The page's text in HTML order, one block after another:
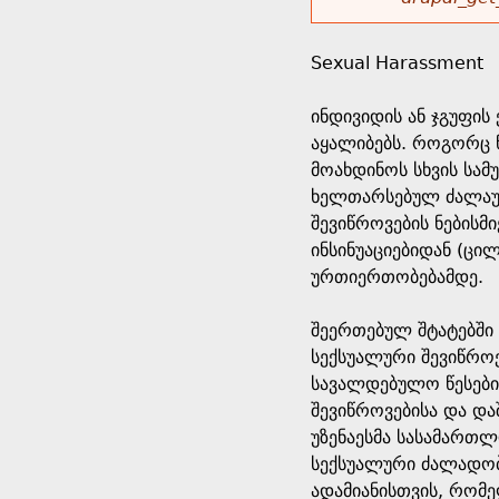
r
s
e
h
e
r
e
o
r
m
e
s
s
a
g
e
Sexual Harassment
ინდივიდის ან
აყალიბებს. როგორც
მოახდინოს სხვის
ხელთარსებულ
შევიწროვების
ინსინუაციებიდან
ურთიერთობებამდე.
შეერთებულ
სექსუალური
სავალდებულო
შევიწროვებისა და
უზენაესმა
სექსუალური
ადამიანისთვის,